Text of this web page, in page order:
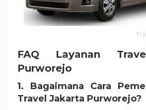
FAQ Layanan
Purworejo
1. Bagaimana Cara
Travel Jakarta Purworejo?